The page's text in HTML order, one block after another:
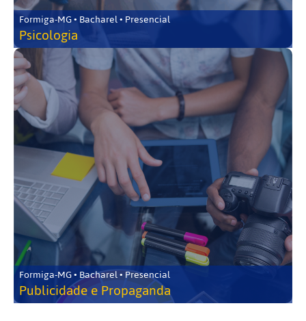
Formiga-MG • Bacharel • Presencial
Psicologia
Formiga-MG • Bacharel • Presencial
Publicidade e Propaganda